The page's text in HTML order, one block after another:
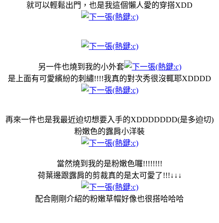
就可以輕鬆出門，也是我這個懶人愛的穿搭XDD
另一件也燒到我的小外套
是上面有可愛繽紛的刺繡!!!!我真的對次秀很沒輒耶XDDDD
再來一件也是我最近迫切想要入手的XDDDDDDD(是多迫切)
粉嫩色的露肩小洋裝
當然燒到我的是粉嫩色囉!!!!!!!!
荷葉邊跟露肩的剪裁真的是太可愛了!!!↓↓↓
配合剛剛介紹的粉嫩草帽好像也很搭哈哈哈